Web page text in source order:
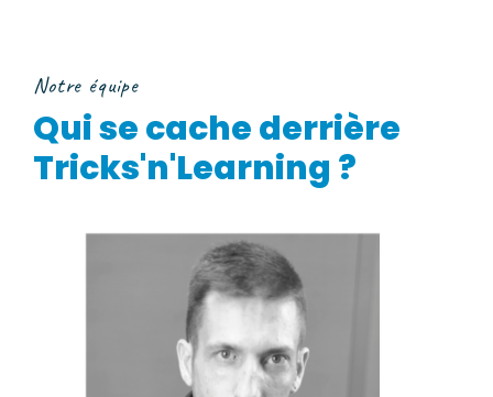
Notre équipe
Qui se cache derrière
Tricks'n'Learning ?